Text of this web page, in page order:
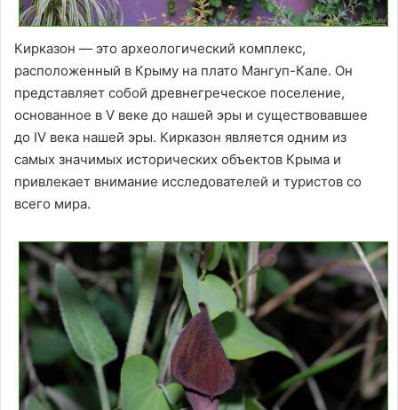
Кирказон — это археологический комплекс,
расположенный в Крыму на плато Мангуп-Кале. Он
представляет собой древнегреческое поселение,
основанное в V веке до нашей эры и существовавшее
до IV века нашей эры. Кирказон является одним из
самых значимых исторических объектов Крыма и
привлекает внимание исследователей и туристов со
всего мира.